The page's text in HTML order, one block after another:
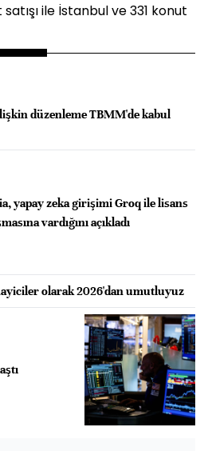
ile İstanbul ve 331 konut
düzenleme TBMM'de kabul
yapay zeka girişimi Groq ile lisans
vardığını açıkladı
olarak 2026'dan umutluyuz